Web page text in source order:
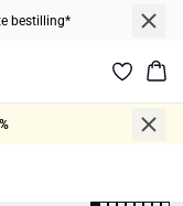
bestilling*